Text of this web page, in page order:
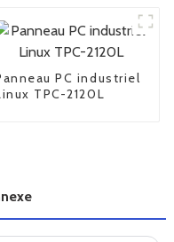
PC industriel
TPC-2120L